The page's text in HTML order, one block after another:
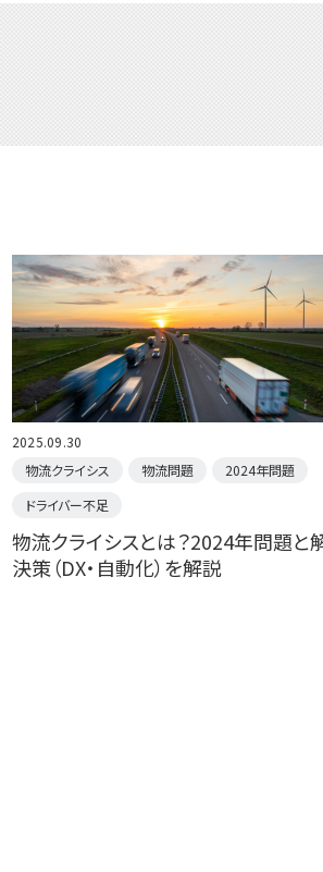
2025.09.30
物流クライシス
物流問題
2024年問題
ドライバー不足
物流クライシスとは？2024年問題と
決策（DX・自動化）を解説